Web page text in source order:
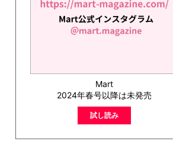
Mart
2024年春号以降は未発売
試し読み